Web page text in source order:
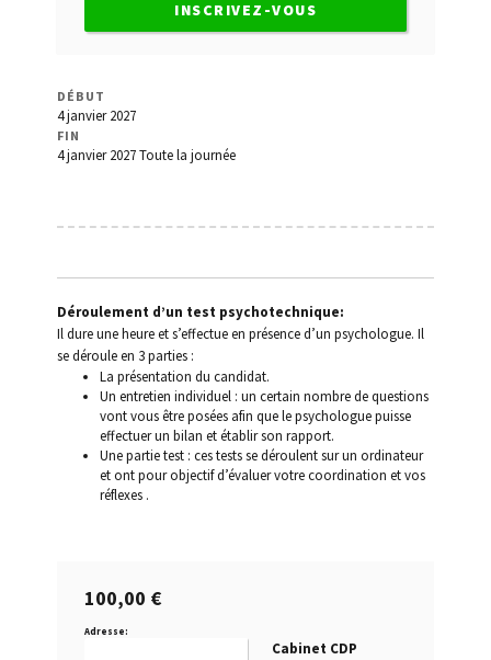
Contact
Déroulement d’un test psychotechnique
Les lettres 48/49/7
Médecins agréés
Mon Compte
Permis à points
Permis de conduire provisoire
INSCRIVEZ-VOUS
DÉBUT
4 janvier 2027
FIN
4 janvier 2027Toute la journée
Déroulement d’un test psychotechnique:
Il dure une heure et s’effectue en présence d’un psychologue. Il
se déroule en 3 parties :
La présentation du candidat.
Un entretien individuel : un certain nombre de questions
vont vous être posées afin que le psychologue puisse
effectuer un bilan et établir son rapport.
Une partie test : ces tests se déroulent sur un ordinateur
et ont pour objectif d’évaluer votre coordination et vos
réflexes .
100,00 €
Adresse:
Cabinet CDP